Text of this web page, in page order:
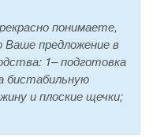
понимаете,
предложение в
1– подготовка
бистабильную
и плоские щечки;